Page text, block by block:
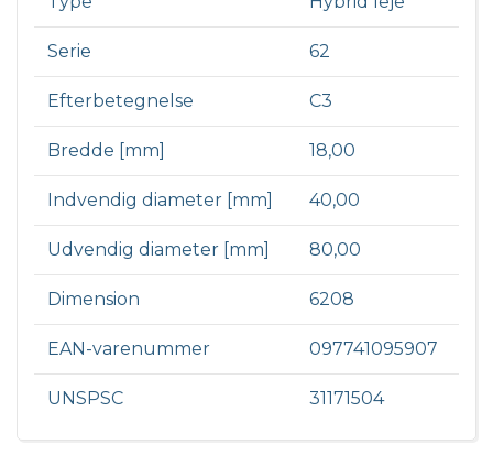
Serie 62
Efterbetegnelse C3
Bredde [mm] 18,00
Indvendig diameter [mm] 40,00
Udvendig diameter [mm] 80,00
Dimension 6208
EAN-varenummer 097741095907
UNSPSC 31171504